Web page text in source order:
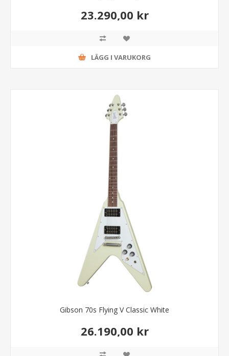
23.290,00 kr
LÄGG I VARUKORG
Gibson 70s Flying V Classic White
26.190,00 kr